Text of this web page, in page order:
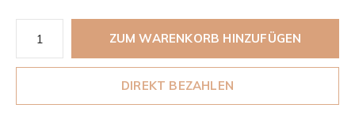
ZUM WARENKORB HINZUFÜGEN
DIREKT BEZAHLEN